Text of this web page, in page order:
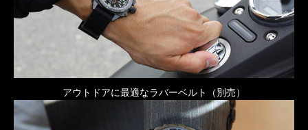
アウトドアに最適なラバーベルト（別売）